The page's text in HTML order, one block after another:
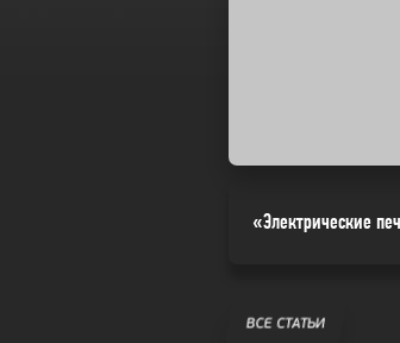
«Электрические
ВСЕ СТАТЬИ